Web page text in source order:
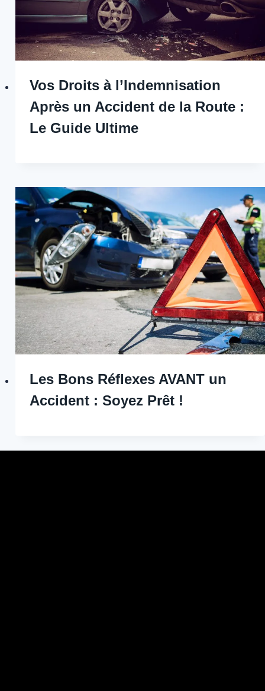
Vos Droits à l’Indemnisation
Après un Accident de la Route :
Le Guide Ultime
Les Bons Réflexes AVANT un
Accident : Soyez Prêt !